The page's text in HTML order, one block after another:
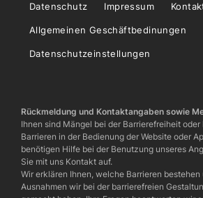
Datenschutz Impressum
Allgemeinen Geschäftbedinungen
Datenschutzeinstellungen
Rückmeldung und Kontaktangaben sowie
Ihnen sind Mängel bei der Barrierefreiheit
Barrieren in der Bedienung der Website oder
benötigen Hilfe bei der Benutzung unseres
Sie mit uns Kontakt auf.
Wir erklären Ihnen, welche Barrieren
Ausnahmen wir bei der barrierefreien